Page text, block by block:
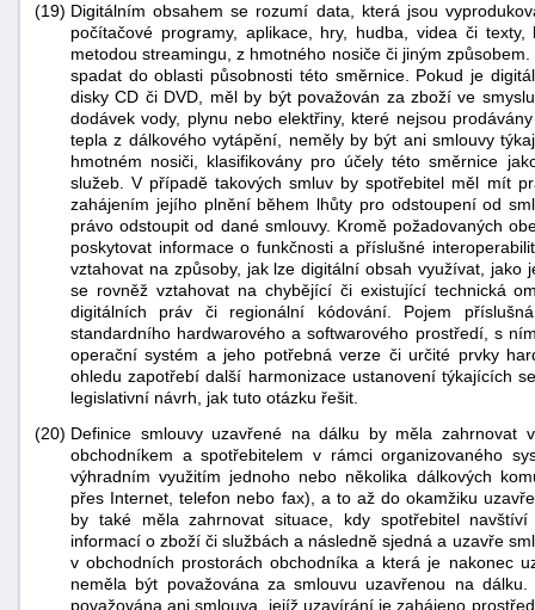
(19) Digitálním obsahem se rozumí data, která jsou
počítačové programy, aplikace, hry, hudba, videa či
metodou streamingu, z hmotného nosiče či jiným
spadat do oblasti působnosti této směrnice. Pokud je
disky CD či DVD, měl by být považován za zboží ve
dodávek vody, plynu nebo elektřiny, které nejsou
tepla z dálkového vytápění, neměly by být ani smlouvy
hmotném nosiči, klasifikovány pro účely této směrnice
služeb. V případě takových smluv by spotřebitel měl mít
zahájením jejího plnění během lhůty pro odstoupení od
právo odstoupit od dané smlouvy. Kromě požadovaných
poskytovat informace o funkčnosti a příslušné
vztahovat na způsoby, jak lze digitální obsah využívat,
se rovněž vztahovat na chybějící či existující technická
digitálních práv či regionální kódování. Pojem
standardního hardwarového a softwarového prostředí, s
operační systém a jeho potřebná verze či určité prvky
ohledu zapotřebí další harmonizace ustanovení týkajících
legislativní návrh, jak tuto otázku řešit.
(20) Definice smlouvy uzavřené na dálku by měla zahrnovat
obchodníkem a spotřebitelem v rámci organizovaného
výhradním využitím jednoho nebo několika dálkových
přes Internet, telefon nebo fax), a to až do okamžiku
by také měla zahrnovat situace, kdy spotřebitel
informací o zboží či službách a následně sjedná a uzavře
v obchodních prostorách obchodníka a která je nakonec
neměla být považována za smlouvu uzavřenou na
považována ani smlouva, jejíž uzavírání je zahájeno